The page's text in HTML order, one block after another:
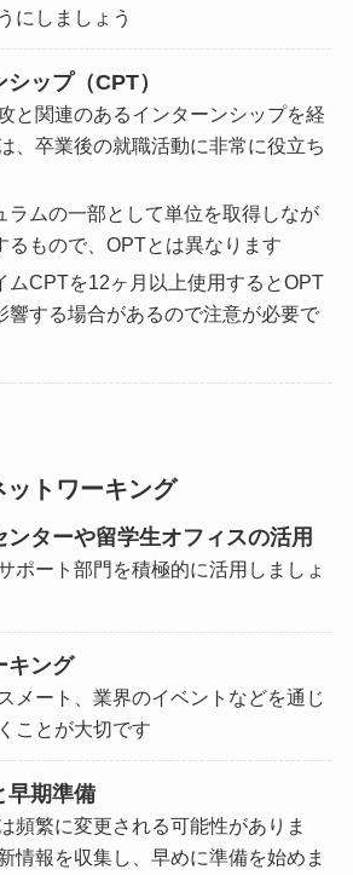
にしましょう
ップ（CPT）
と関連のあるインターンシップを経
、卒業後の就職活動に非常に役立ち
ラムの一部として単位を取得しなが
るもので、OPTとは異なります
ムCPTを12ヶ月以上使用するとOPT
響する場合があるので注意が必要で
トワーキング
ンターや留学生オフィスの活用
ポート部門を積極的に活用しましょ
キング
メート、業界のイベントなどを通じ
ことが大切です
早期準備
頻繁に変更される可能性がありま
情報を収集し、早めに準備を始めま